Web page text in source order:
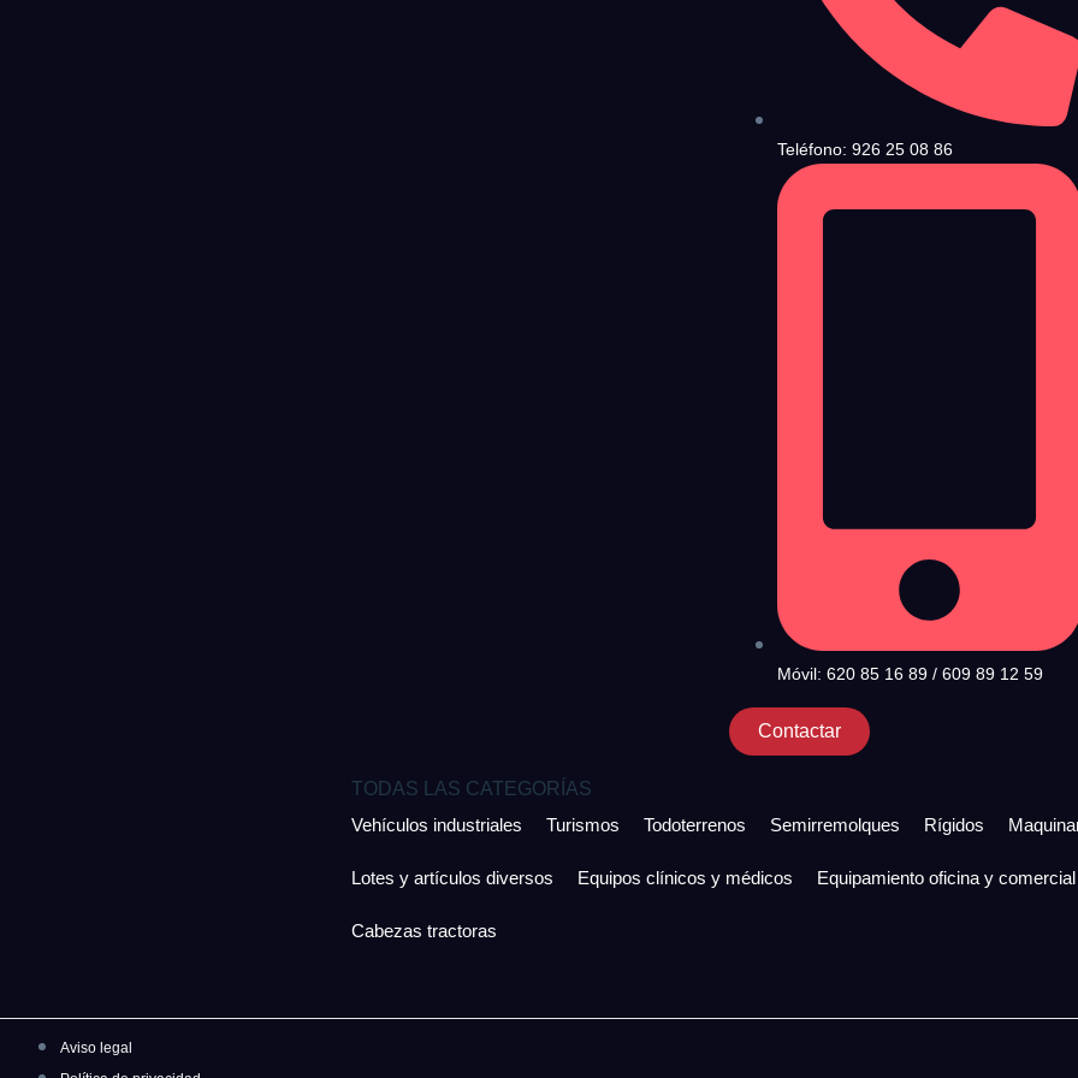
Teléfono: 926 25 08 86
Móvil: 620 85 16 89 / 609 89 12 59
Contactar
TODAS LAS CATEGORÍAS
Vehículos industriales
Turismos Todoterrenos Semirremolques Rígidos
Lotes y artículos diversos Equipos clínicos y médicos Equipamiento oficina y comercial
Cabezas tractoras
Aviso legal